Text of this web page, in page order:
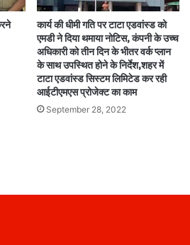
कार्य की धीमी गति पर टाटा एडवांस्ड को
एमडी ने दिया थमाया नोटिस, कंपनी के उच्च
अधिकारी को तीन दिन के भीतर वर्क प्लान
के साथ उपस्थित होने के निर्देश,शहर में
टाटा एडवांस्ड सिस्टम लिमिटेड कर रही
आईटीएमएस प्रोजेक्ट का काम
September 28, 2022